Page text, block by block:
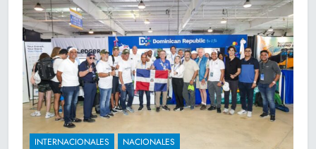
INTERNACIONALES NACIONALES